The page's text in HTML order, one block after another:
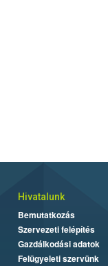
Hivatalunk
Bemutatkozás
Szervezeti felépítés
Gazdálkodási adatok
Felügyeleti szervünk